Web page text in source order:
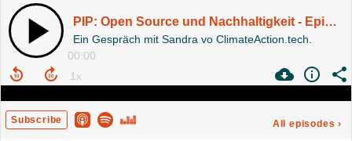
PIP: Open Source und Nachhaltigkeit - Episode 2
Ein Gespräch mit Sandra vo ClimateAction.tech.
00:00
Subscribe All episodes ›